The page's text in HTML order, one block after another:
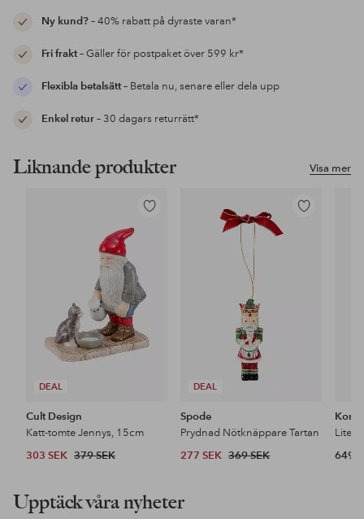
Ny kund?– 40% rabatt på dyraste varan*
Fri frakt– Gäller för postpaket över 599 kr*
Flexibla betalsätt– Betala nu, senare eller dela upp
Enkel retur– 30 dagars returrätt*
Visa mer
Liknande produkter
DEAL
Lägg
Cult Design
Katt-tomte Jennys, 15cm
303 SEK 379 SEK
DEAL
Lägg
Spode
Prydnad Nötknäppare Tartan
277 SEK 369 SEK 649
Upptäck våra nyheter